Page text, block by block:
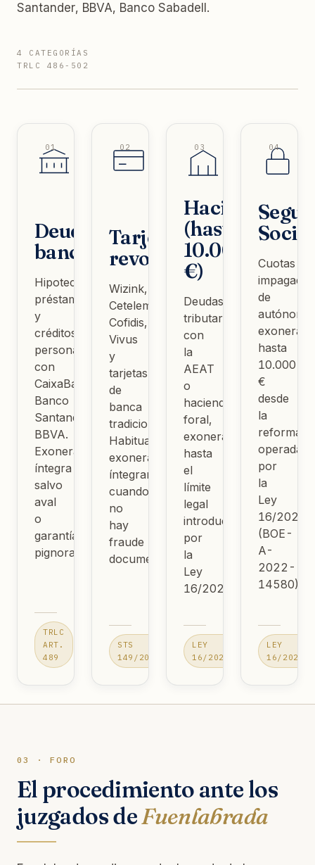
Santander, BBVA, Banco Sabadell.
4 CATEGORÍAS
TRLC 486-502
01
Deudas
bancarias
Hipotecas,
préstamos
y
créditos
personales
con
CaixaBank,
Banco
Santander,
BBVA.
Exoneración
íntegra
salvo
aval
o
garantía
pignorada.
TRLC
ART.
489
02
Tarjetas
revolving
Wizink,
Cetelem,
Cofidis,
Vivus
y
tarjetas
de
banca
tradicional.
Habitualmente
exonerables
íntegramente
cuando
no
hay
fraude
documentado.
STS
149/2020
03
Hacienda
(hasta
10.000
€)
Deudas
tributarias
con
la
AEAT
o
hacienda
foral,
exonerables
hasta
el
límite
legal
introducido
por
la
Ley
16/2022.
LEY
16/2022
04
Social
Cuotas
impagadas
de
hasta
10.000
€
desde
la
reforma
operada
por
la
Ley
16/2022
(BOE-
A-
2022-
14580).
LEY
16/2022
03 · FORO
El procedimiento ante los
juzgados deFuenlabrada